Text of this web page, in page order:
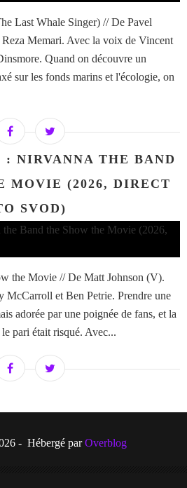
Last Whale Singer) // De Pavel
Memari. Avec la voix de Vincent
Quand on découvre un
sur les fonds marins et l'écologie, on
NIRVANNA THE BAND
MOVIE (2026, DIRECT
SVOD)
the Movie // De Matt Johnson (V).
McCarroll et Ben Petrie. Prendre une
adorée par une poignée de fans, et la
pari était risqué. Avec...
- Hébergé parOverblog